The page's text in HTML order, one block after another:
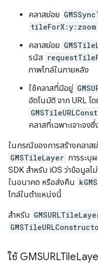
คลาสย่อย
tileForX:y:zoom
คลาสย่อย
รนัส
ภาพไทล์ในภายหลัง
ใช้คลาสที่มีอยู่
อัตโนมัติ จาก URL โ
คลาสที่เฉพาะเจาะจง
ในกรณีของการสร้างคลาส
GMSTileLayer การระบุ
SDK สำหรับ iOS ว่าข้อมูล
ในอนาคต หรือส่งคืน
ไทล์ในตำแหน่งนี้
สำหรับ
ใช้ GMSURLTile